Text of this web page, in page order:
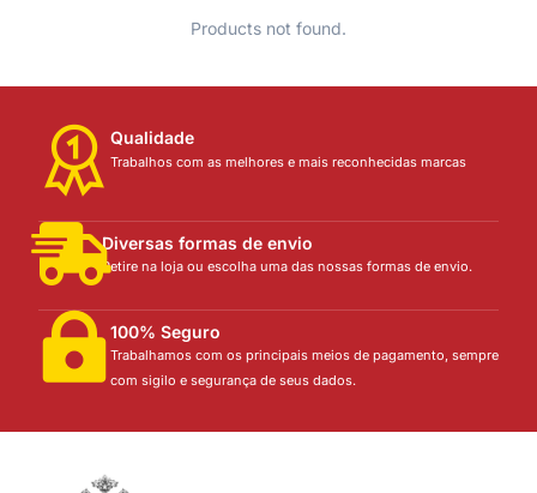
Products not found.
Qualidade
Trabalhos com as melhores e mais reconhecidas marcas
Diversas formas de envio
Retire na loja ou escolha uma das nossas formas de envio.
100% Seguro
Trabalhamos com os principais meios de pagamento, sempre
com sigilo e segurança de seus dados.